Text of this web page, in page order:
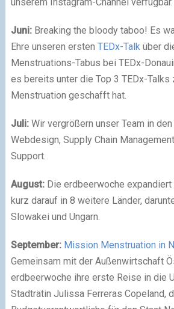
unserem Instagram-Channel verfügbar.
Juni:Breaking the bloody taboo! Es
Ehre unseren ersten TEDx-Talküber
Menstruations-Tabus bei TEDx-
es bereits unter die Top 3 TEDx-Talks
Menstruation geschafft hat.
Juli:Wir vergrößern unser Team in
Webdesign, Supply Chain
Support.
August:Die erdbeerwoche expandiert
kurz darauf in 8 weitere Länder,
Slowakei und Ungarn.
September: Mission Menstruation in
Gemeinsam mit der Außenwirtschaft
erdbeerwoche ihre erste Reise in die
Stadträtin Julissa Ferreras Copeland,